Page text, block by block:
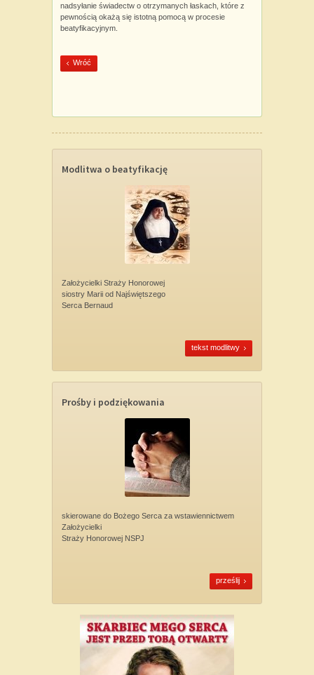
nadsyłanie świadectw o otrzymanych łaskach, które z
pewnością okażą się istotną pomocą w procesie
beatyfikacyjnym.
Wróć
Modlitwa o beatyfikację
Założycielki Straży Honorowej
siostry Marii od Najświętszego
Serca Bernaud
tekst modlitwy
Prośby i podziękowania
skierowane do Bożego Serca za wstawiennictwem
Założycielki
Straży Honorowej NSPJ
prześlij